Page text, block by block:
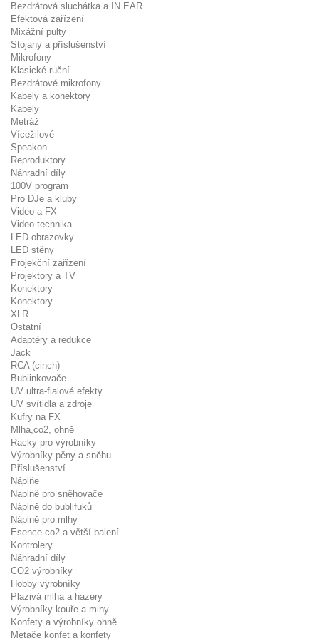
Bezdrátová sluchátka a IN EAR
Efektová zařízení
Mixážní pulty
Stojany a příslušenství
Mikrofony
Klasické ruční
Bezdrátové mikrofony
Kabely a konektory
Kabely
Metráž
Vícežilové
Speakon
Reproduktory
Náhradní díly
100V program
Pro DJe a kluby
Video a FX
Video technika
LED obrazovky
LED stěny
Projekční zařízení
Projektory a TV
Konektory
Konektory
XLR
Ostatní
Adaptéry a redukce
Jack
RCA (cinch)
Bublinkovače
UV ultra-fialové efekty
UV svítidla a zdroje
Kufry na FX
Mlha,co2, ohně
Racky pro výrobníky
Výrobníky pěny a sněhu
Příslušenství
Náplňe
Naplně pro sněhovače
Náplně do bublifuků
Náplně pro mlhy
Esence co2 a větší balení
Kontrolery
Náhradní díly
CO2 výrobníky
Hobby vyrobníky
Plazivá mlha a hazery
Výrobníky kouře a mlhy
Konfety a výrobníky ohně
Metače konfet a konfety